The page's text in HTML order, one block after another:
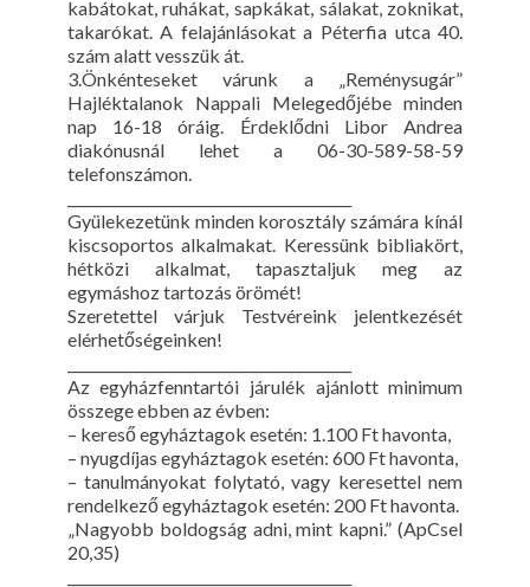
kabátokat, ruhákat, sapkákat, sálakat, zoknikat,
takarókat. A felajánlásokat a Péterfia utca 40.
szám alatt vesszük át.
3.Önkénteseket várunk a „Reménysugár”
Hajléktalanok Nappali Melegedőjébe minden
nap 16-18 óráig. Érdeklődni Libor Andrea
diakónusnál lehet a 06-30-589-58-59
telefonszámon.
Gyülekezetünk minden korosztály számára kínál
kiscsoportos alkalmakat. Keressünk bibliakört,
hétközi alkalmat, tapasztaljuk meg az
egymáshoz tartozás örömét!
Szeretettel várjuk Testvéreink jelentkezését
elérhetőségeinken!
Az egyházfenntartói járulék ajánlott minimum
összege ebben az évben:
– kereső egyháztagok esetén: 1.100 Ft havonta,
– nyugdíjas egyháztagok esetén: 600 Ft havonta,
– tanulmányokat folytató, vagy keresettel nem
rendelkező egyháztagok esetén: 200 Ft havonta.
„Nagyobb boldogság adni, mint kapni.” (ApCsel
20,35)